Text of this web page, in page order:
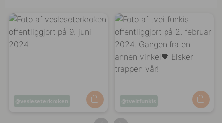
Opslag
vesleseterkroken
Opslag
tveitfunkis